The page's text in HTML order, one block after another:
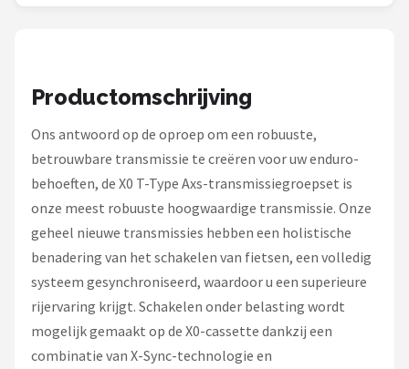
BBB Cycling
Schwalbe
Voltano
Cortina
Alle merken →
Productomschrijving
Ons antwoord op de oproep om een robuuste,
betrouwbare transmissie te creëren voor uw enduro-
behoeften, de X0 T-Type Axs-transmissiegroepset is
onze meest robuuste hoogwaardige transmissie. Onze
geheel nieuwe transmissies hebben een holistische
benadering van het schakelen van fietsen, een volledig
systeem gesynchroniseerd, waardoor u een superieure
rijervaring krijgt. Schakelen onder belasting wordt
mogelijk gemaakt op de X0-cassette dankzij een
combinatie van X-Sync-technologie en